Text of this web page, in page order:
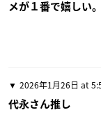
メが１番で嬉しい
2026年1月26日 at
代永さん推し